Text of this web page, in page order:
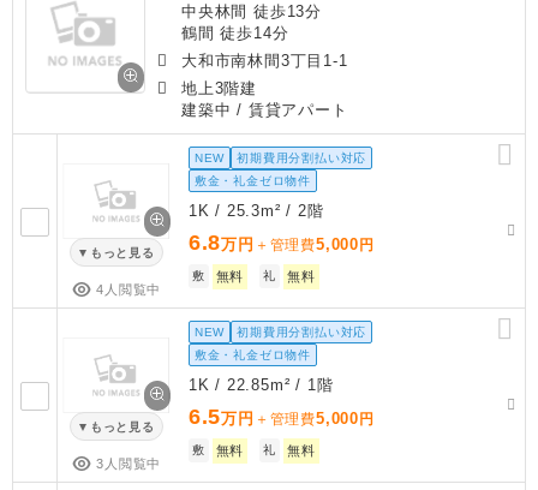
中央林間 徒歩13分
鶴間 徒歩14分
大和市南林間3丁目1-1
地上3階建
建築中 / 賃貸アパート
もっと見る
4人閲覧中
NEW
初期費用分割払い対応
敷金・礼金ゼロ物件
1K / 25.3m² / 2階
6.8万円 ＋管理費5,000 円
敷 無料 礼 無料
もっと見る
3人閲覧中
NEW
初期費用分割払い対応
敷金・礼金ゼロ物件
1K / 22.85m² / 1階
6.5万円 ＋管理費5,000 円
敷 無料 礼 無料